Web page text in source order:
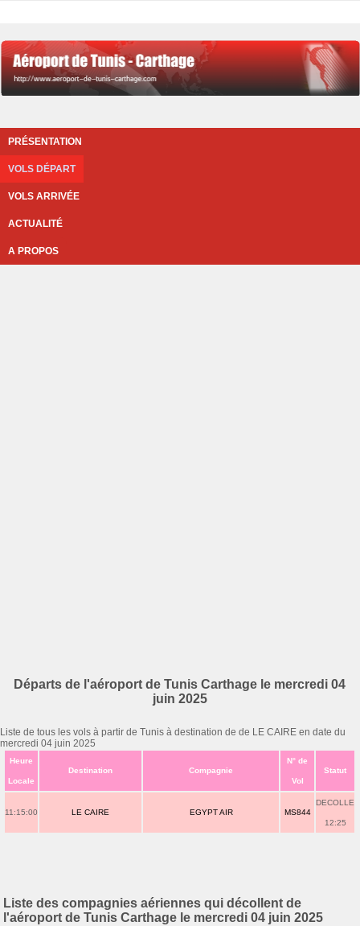
PRÉSENTATION
VOLS DÉPART
VOLS ARRIVÉE
ACTUALITÉ
A PROPOS
Départs de l'aéroport de Tunis Carthage le mercredi 04
juin 2025
Liste de tous les vols à partir de Tunis à destination de de LE CAIRE en date du
mercredi 04 juin 2025
Heure
Locale
Destination Compagnie
N° de
Vol
Statut
11:15:00 LE CAIRE EGYPT AIR MS844
DECOLLE
12:25
Liste des compagnies aériennes qui décollent de
l'aéroport de Tunis Carthage le mercredi 04 juin 2025